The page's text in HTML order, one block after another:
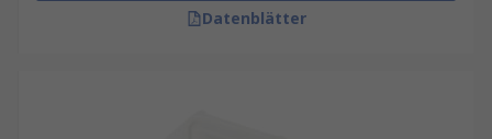
Datenblätter